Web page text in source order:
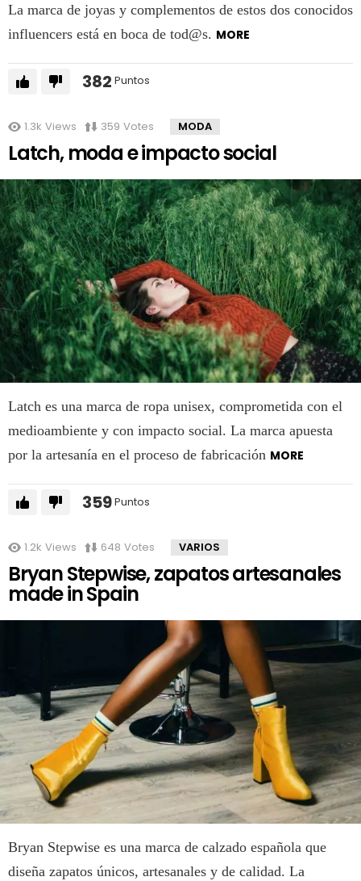
La marca de joyas y complementos de estos dos conocidos
influencers está en boca de tod@s. MORE
382 Puntos
1.3k Views 359 Votes MODA
Latch, moda e impacto social
Latch es una marca de ropa unisex, comprometida con el
medioambiente y con impacto social. La marca apuesta
por la artesanía en el proceso de fabricación MORE
359Puntos
1.2k Views 648 Votes VARIOS
Bryan Stepwise, zapatos artesanales
made in Spain
Bryan Stepwise es una marca de calzado española que
diseña zapatos únicos, artesanales y de calidad. La